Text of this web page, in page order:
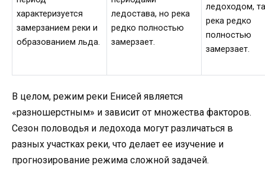
характеризуется
замерзанием реки и
образованием льда.
ледостава, но река
редко полностью
замерзает.
ледоходом,
река редко
полностью
замерзает.
В целом, режим реки Енисей является
«разношерстным» и зависит от множества факторов.
Сезон половодья и ледохода могут различаться в
разных участках реки, что делает ее изучение и
прогнозирование режима сложной задачей.